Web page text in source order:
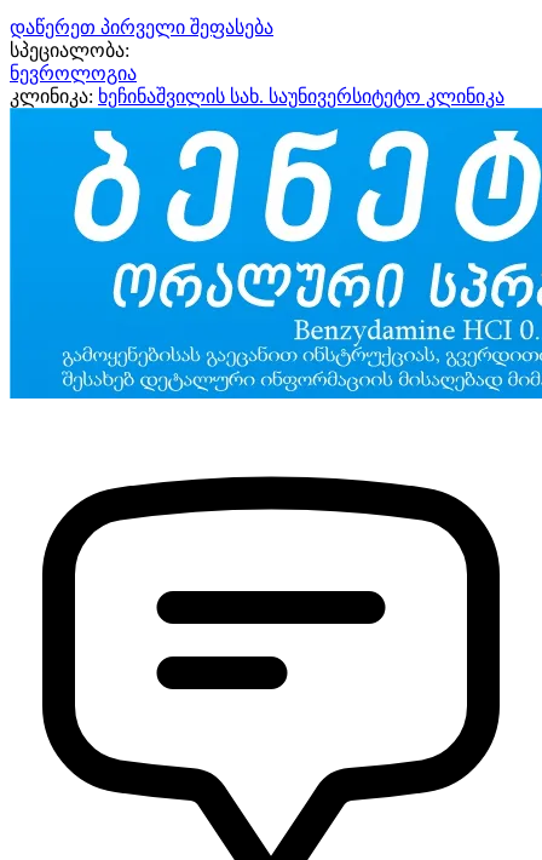
დაწერეთ პირველი შეფასება
სპეციალობა:
ნევროლოგია
კლინიკა: ხეჩინაშვილის სახ. საუნივერსიტეტო კლინიკა